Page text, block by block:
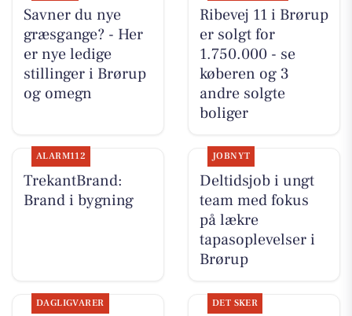
Savner du nye
græsgange? - Her
er nye ledige
stillinger i Brørup
og omegn
Ribevej 11 i Brørup
er solgt for
1.750.000 - se
køberen og 3
andre solgte
boliger
ALARM112
TrekantBrand:
Brand i bygning
JOBNYT
Deltidsjob i ungt
team med fokus
på lækre
tapasoplevelser i
Brørup
DAGLIGVARER DET SKER